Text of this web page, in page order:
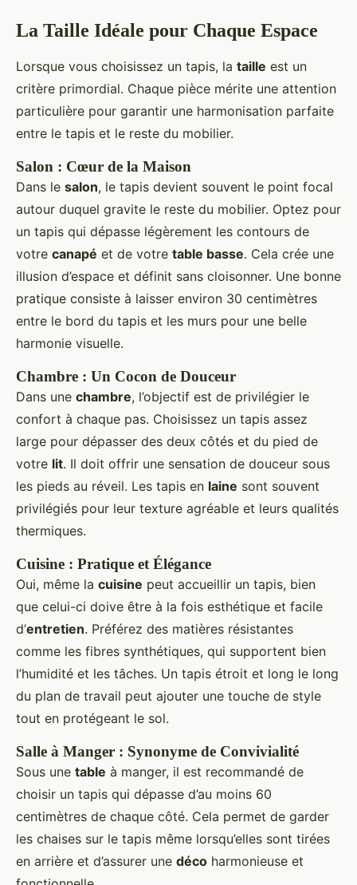
La Taille Idéale pour Chaque Espace
Lorsque vous choisissez un tapis, la taille est un
critère primordial. Chaque pièce mérite une attention
particulière pour garantir une harmonisation parfaite
entre le tapis et le reste du mobilier.
Salon : Cœur de la Maison
Dans le salon, le tapis devient souvent le point focal
autour duquel gravite le reste du mobilier. Optez pour
un tapis qui dépasse légèrement les contours de
votre canapé et de votre table basse. Cela crée une
illusion d’espace et définit sans cloisonner. Une bonne
pratique consiste à laisser environ 30 centimètres
entre le bord du tapis et les murs pour une belle
harmonie visuelle.
Chambre : Un Cocon de Douceur
Dans une chambre, l’objectif est de privilégier le
confort à chaque pas. Choisissez un tapis assez
large pour dépasser des deux côtés et du pied de
votre lit. Il doit offrir une sensation de douceur sous
les pieds au réveil. Les tapis en laine sont souvent
privilégiés pour leur texture agréable et leurs qualités
thermiques.
Cuisine : Pratique et Élégance
Oui, même la cuisine peut accueillir un tapis, bien
que celui-ci doive être à la fois esthétique et facile
d’entretien. Préférez des matières résistantes
comme les fibres synthétiques, qui supportent bien
l’humidité et les tâches. Un tapis étroit et long le long
du plan de travail peut ajouter une touche de style
tout en protégeant le sol.
Salle à Manger : Synonyme de Convivialité
Sous une table à manger, il est recommandé de
choisir un tapis qui dépasse d’au moins 60
centimètres de chaque côté. Cela permet de garder
les chaises sur le tapis même lorsqu’elles sont tirées
en arrière et d’assurer une déco harmonieuse et